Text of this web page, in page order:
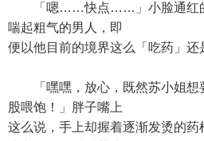
「嗯……快点……」小脸通红的
喘起粗气的男人，即
便以他目前的境界这么「吃药」还
「嘿嘿，放心，既然苏小姐想
股喂饱！」胖子嘴上
这么说，手上却握着逐渐发烫的药